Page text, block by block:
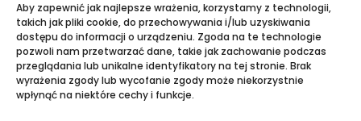
Aby zapewnić jak najlepsze wrażenia, korzystamy z technologii,
takich jak pliki cookie, do przechowywania i/lub uzyskiwania
dostępu do informacji o urządzeniu. Zgoda na te technologie
pozwoli nam przetwarzać dane, takie jak zachowanie podczas
przeglądania lub unikalne identyfikatory na tej stronie. Brak
wyrażenia zgody lub wycofanie zgody może niekorzystnie
wpłynąć na niektóre cechy i funkcje.
E-mail
biuro@rejsyjachtem.pl